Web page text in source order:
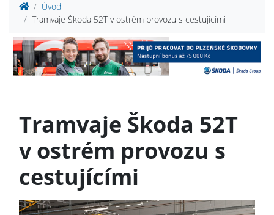
Úvod
Tramvaje Škoda 52T v ostrém provozu s cestujícími
Tramvaje Škoda 52T
v ostrém provozu s
cestujícími